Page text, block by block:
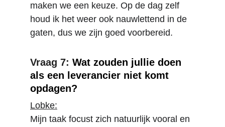
maken we een keuze. Op de dag zelf
houd ik het weer ook nauwlettend in de
gaten, dus we zijn goed voorbereid.
Vraag 7: Wat zouden jullie doen
als een leverancier niet komt
opdagen?
Lobke:
Mijn taak focust zich natuurlijk vooral en